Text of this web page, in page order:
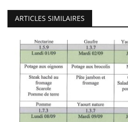
ARTICLES SIMILAIRES